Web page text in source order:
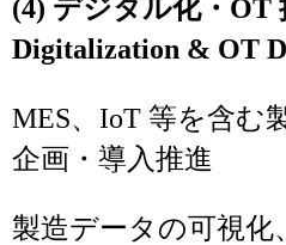
(4) デジタル化・OT
Digitalization & OT
MES、IoT 等を含む
企画・導入推進
製造データの可視化